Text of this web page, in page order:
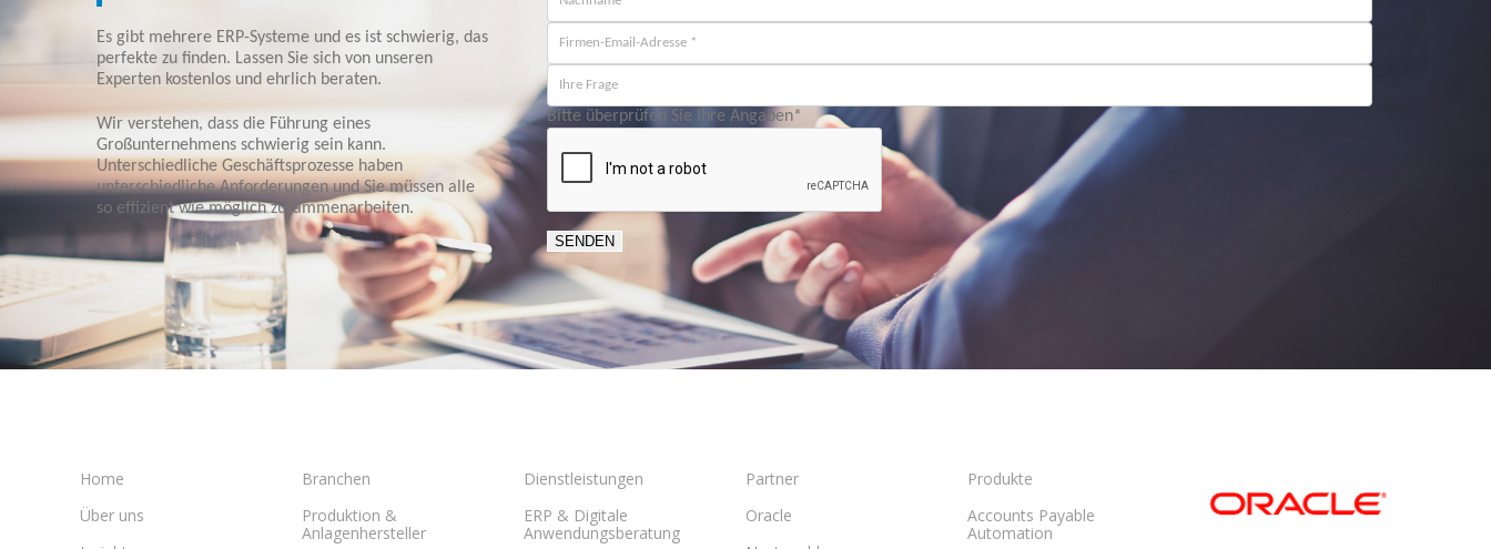
Es gibt mehrere ERP-Systeme und es ist schwierig, das
perfekte zu finden. Lassen Sie sich von unseren
Experten kostenlos und ehrlich beraten.
Wir verstehen, dass die Führung eines
Großunternehmens schwierig sein kann.
Unterschiedliche Geschäftsprozesse haben
unterschiedliche Anforderungen und Sie müssen alle
so effizient wie möglich zusammenarbeiten.
Bitte überprüfen Sie Ihre Angaben*
SENDEN
Home
Über uns
Branchen
Produktion &
Anlagenhersteller
Dienstleistungen
ERP & Digitale
Anwendungsberatung
Partner
Oracle
Produkte
Accounts Payable
Automation